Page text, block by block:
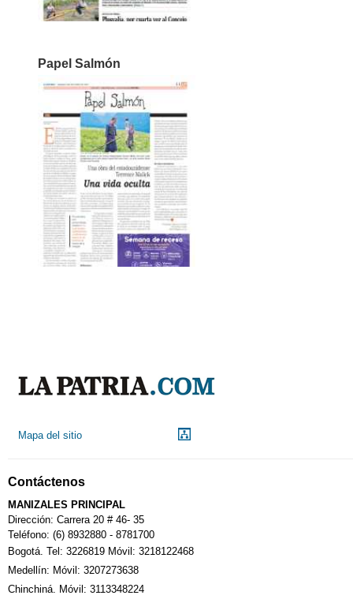
Papel Salmón
Mapa del sitio
Contáctenos
MANIZALES PRINCIPAL
Dirección: Carrera 20 # 46- 35
Teléfono: (6) 8932880 - 8781700
Bogotá. Tel: 3226819 Móvil: 3218122468
Medellín: Móvil: 3207273638
Chinchiná. Móvil: 3113348224